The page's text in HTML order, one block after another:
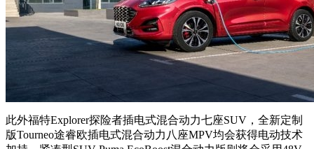
此外福特Explorer探险者插电式混合动力七座SUV，全新定制
版Tourneo途睿欧插电式混合动力八座MPV均会获得电动技术